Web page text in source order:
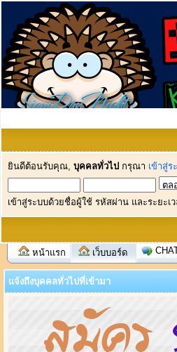
ยินดีต้อนรับคุณ, บุคคลทั่วไป กรุณา เข้าสู่ร
เข้าสู่ระบบด้วยชื่อผู้ใช้ รหัสผ่าน และระยะเ
หน้าแรก เว็บบอร์ด
แจ้งถึงบุคคลทั่วไปที่เข้ามา